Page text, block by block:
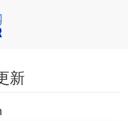
新